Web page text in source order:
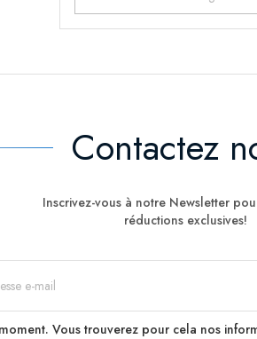
Contactez
Inscrivez-vous à notre Newsletter
réductions exclusives!
Vous trouverez pour cela nos